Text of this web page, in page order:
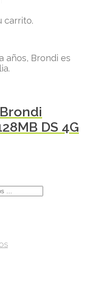
carrito.
años, Brondi es
DS 4G